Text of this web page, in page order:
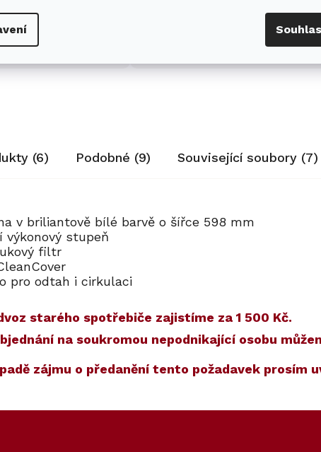
jednoduše u
zaparkovat.
Jsme stabilní prodejce
domácích spotřebičů Miele se
zkušenostmi od roku 2001.
(6) Podobné (9) Související soubory (7)
v briliantově bílé barvě o šířce 598 mm
výkonový stupeň
filtr
pro odtah i cirkulaci
starého spotřebiče zajistíme za 1 500 Kč.
na soukromou nepodnikající osobu
zájmu o předanění tento požadavek prosím